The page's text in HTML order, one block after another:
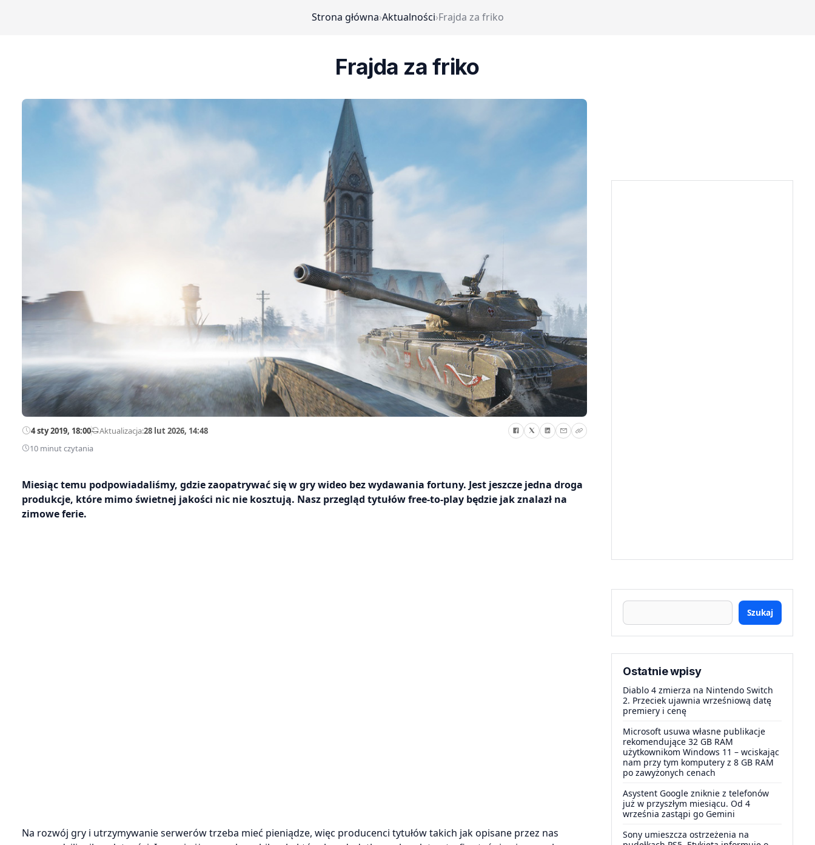
Strona główna›Aktualności›Frajda za friko
Frajda za friko
4 sty 2019, 18:00—Aktualizacja:28 lut 2026, 14:48
10 minut czytania
Miesiąc temu podpowiadaliśmy, gdzie zaopatrywać się w gry wideo bez wydawania fortuny. Jest jeszcze jedna droga
produkcje, które mimo świetnej jakości nic nie kosztują. Nasz przegląd tytułów free-to-play będzie jak znalazł na
zimowe ferie.
Na rozwój gry i utrzymywanie serwerów trzeba mieć pieniądze, więc producenci tytułów takich jak opisane przez nas
Szukaj
Ostatnie wpisy
Diablo 4 zmierza na Nintendo Switch
2. Przeciek ujawnia wrześniową datę
premiery i cenę
Microsoft usuwa własne publikacje
rekomendujące 32 GB RAM
użytkownikom Windows 11 – wciskając
nam przy tym komputery z 8 GB RAM
po zawyżonych cenach
Asystent Google zniknie z telefonów
już w przyszłym miesiącu. Od 4
września zastąpi go Gemini
Sony umieszcza ostrzeżenia na